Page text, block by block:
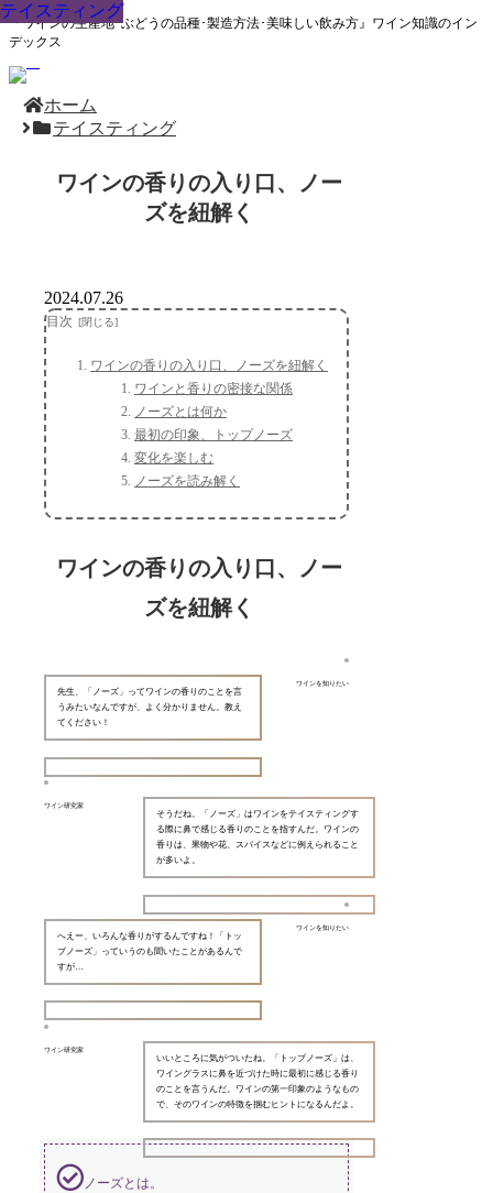
『ワインの生産地･ぶどうの品種･製造方法･美味しい飲み方』ワイン知識のイン
デックス
ホーム
テイスティング
ワインの香りの入り口、ノー
ズを紐解く
テイスティング
2024.07.26
目次
ワインの香りの入り口、ノーズを紐解く
ワインと香りの密接な関係
ノーズとは何か
最初の印象、トップノーズ
変化を楽しむ
ノーズを読み解く
ワインの香りの入り口、ノー
ズを紐解く
ワインを知りたい
先生、「ノーズ」ってワインの香りのことを言
うみたいなんですが、よく分かりません。教え
てください！
ワイン研究家
そうだね。「ノーズ」はワインをテイスティングす
る際に鼻で感じる香りのことを指すんだ。ワインの
香りは、果物や花、スパイスなどに例えられること
が多いよ。
ワインを知りたい
へえー、いろんな香りがするんですね！「トッ
プノーズ」っていうのも聞いたことがあるんで
すが…
ワイン研究家
いいところに気がついたね。「トップノーズ」は、
ワイングラスに鼻を近づけた時に最初に感じる香り
のことを言うんだ。ワインの第一印象のようなもの
で、そのワインの特徴を掴むヒントになるんだよ。
ノーズとは。
テイスティング
テイスティング
テイスティング
テイスティング
テイスティング
テイスティング
テイスティング
テイスティング